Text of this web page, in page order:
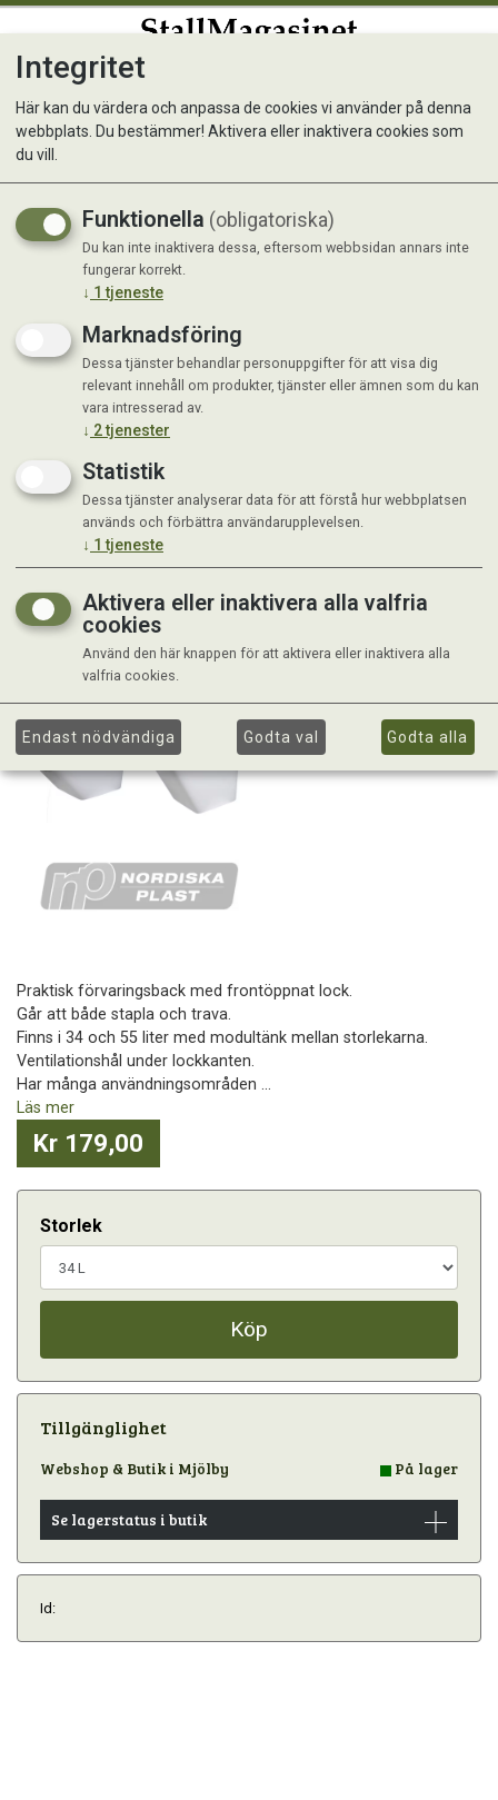
Sorteringsbox
Praktisk förvaringsback med frontöppnat lock.
Går att både stapla och trava.
Finns i 34 och 55 liter med modultänk mellan storlekarna.
Ventilationshål under lockkanten.
Har många användningsområden ...
Läs mer
Kr 179,00
Storlek
Köp
Tillgänglighet
Webshop & Butik i Mjölby På lager
Se lagerstatus i butik
Id:
Integritet
Här kan du värdera och anpassa de cookies vi använder på denna
webbplats. Du bestämmer! Aktivera eller inaktivera cookies som
du vill.
Funktionella (obligatoriska)
Du kan inte inaktivera dessa, eftersom webbsidan annars inte
fungerar korrekt.
↓ 1 tjeneste
Marknadsföring
Dessa tjänster behandlar personuppgifter för att visa dig
relevant innehåll om produkter, tjänster eller ämnen som du kan
vara intresserad av.
↓ 2tjenester
Statistik
Dessa tjänster analyserar data för att förstå hur webbplatsen
används och förbättra användarupplevelsen.
↓ 1 tjeneste
Aktivera eller inaktivera alla valfria
cookies
Använd den här knappen för att aktivera eller inaktivera alla
valfria cookies.
Endast nödvändiga Godta val Godta alla